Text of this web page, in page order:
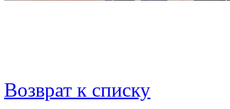
Возврат к списку